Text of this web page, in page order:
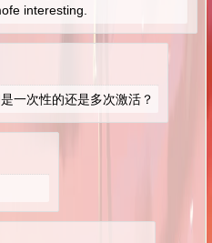
interesting.
一次性的还是多次激活？